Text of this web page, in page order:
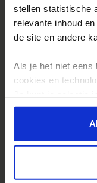
stellen statistische
relevante inhoud
de site en andere
Als je het niet eens
cookies en
onder aan de
toekomst wijzigen.
Reis- en
Veelgestelde vragen
Reisthema's
Groepsreizen
Festivalreizen